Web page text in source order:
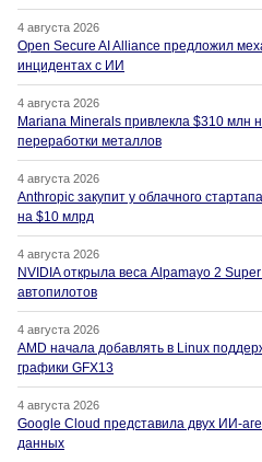
4 августа 2026
Open Secure AI Alliance предложил
инцидентах с ИИ
4 августа 2026
Mariana Minerals привлекла $310 млн
переработки металлов
4 августа 2026
Anthropic закупит у облачного
на $10 млрд
4 августа 2026
NVIDIA открыла веса Alpamayo 2
автопилотов
4 августа 2026
AMD начала добавлять в Linux
графики GFX13
4 августа 2026
Google Cloud представила двух ИИ-
данных